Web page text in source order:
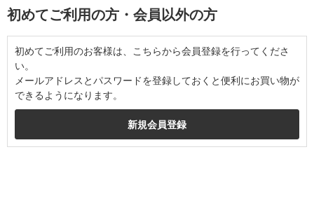
初めてご利用の方・会員以外の方
初めてご利用のお客様は、こちらから会員登録を行ってくださ
い。
メールアドレスとパスワードを登録しておくと便利にお買い物が
できるようになります。